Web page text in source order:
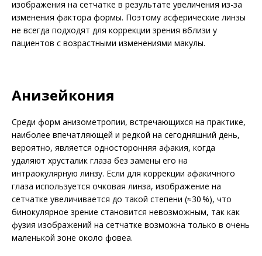
изображения на сетчатке в результате увеличения из-за
изменения фактора формы. Поэтому асферические линзы
не всегда подходят для коррекции зрения вблизи у
пациентов с возрастными изменениями макулы.
Анизейкония
Среди форм анизометропии, встречающихся на практике,
наиболее впечатляющей и редкой на сегодняшний день,
вероятно, является односторонняя афакия, когда
удаляют хрусталик глаза без замены его на
интраокулярную линзу. Если для коррекции афакичного
глаза используется очковая линза, изображение на
сетчатке увеличивается до такой степени (≈30 %), что
бинокулярное зрение становится невозможным, так как
фузия изображений на сетчатке возможна только в очень
маленькой зоне около фовеа.